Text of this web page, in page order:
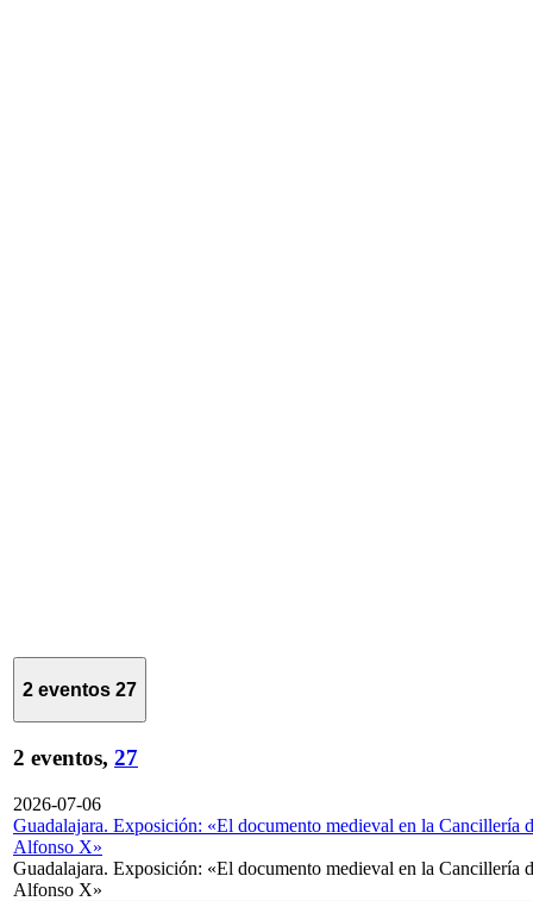
2 eventos 27
2 eventos, 27
2026-07-06
Guadalajara. Exposición: «El documento medieval en la Cancillería
Alfonso X»
Guadalajara. Exposición: «El documento medieval en la Cancillería
Alfonso X»